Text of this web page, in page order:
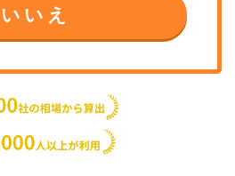
いいえ